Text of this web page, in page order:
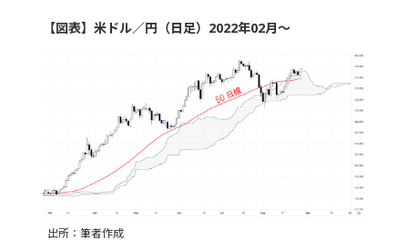
【図表】米ドル／円（日足）2022年02月～
出所：筆者作成